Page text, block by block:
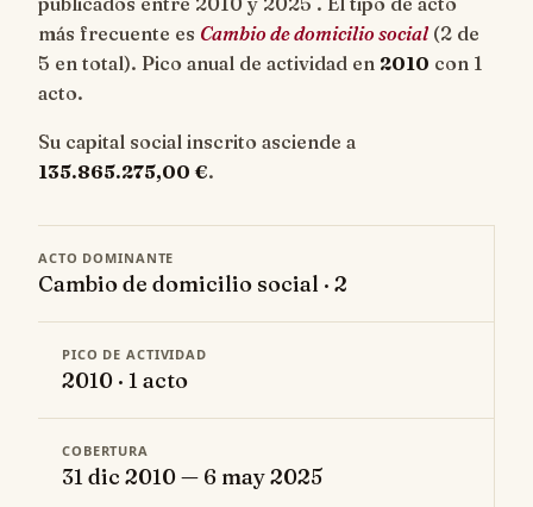
más frecuente es Cambio de domicilio social(2 de
5 en total). Pico anual de actividad en 2010 con 1
acto.
Su capital social inscrito asciende a
135.865.275,00 €.
ACTO DOMINANTE
Cambio de domicilio social · 2
PICO DE ACTIVIDAD
2010 · 1 acto
COBERTURA
31 dic 2010 — 6 may 2025